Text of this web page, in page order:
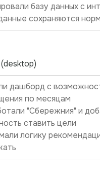
базу данных с
сохраняются
дашборд с
по месяцам
"Сбережния" и
ставить цели
логику